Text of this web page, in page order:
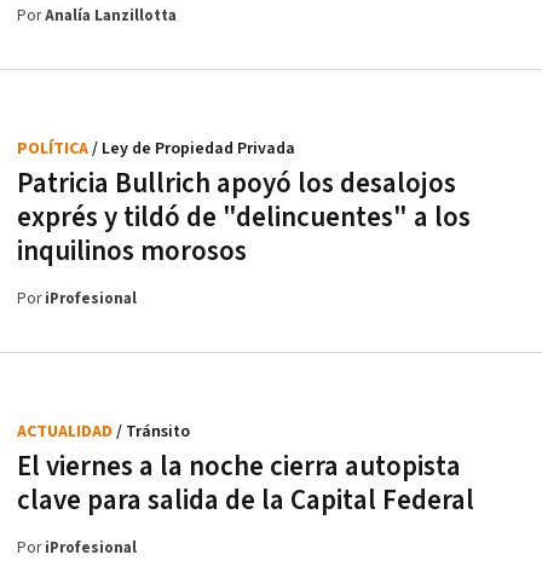
PorAnalía Lanzillotta
Patricia Bullrich apoyó los desalojos
exprés y tildó de "delincuentes" a los
inquilinos morosos
POLÍTICA/ Ley de Propiedad Privada
PoriProfesional
El viernes a la noche cierra autopista
clave para salida de la Capital Federal
ACTUALIDAD / Tránsito
PoriProfesional